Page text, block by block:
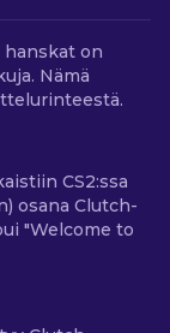
hanskat on
Nämä
CS2:ssa
osana Clutch-
"Welcome to